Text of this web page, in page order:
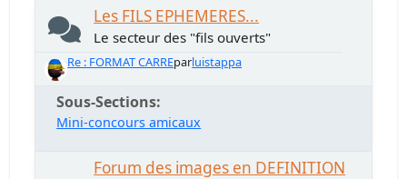
Les FILS EPHEMERES...
Le secteur des "fils ouverts"
Re : FORMAT CARREparluistappa
Sous-Sections
Mini-concours amicaux
Forum des images en DEFINITION